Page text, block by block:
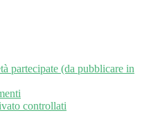
partecipate (da pubblicare in
controllati